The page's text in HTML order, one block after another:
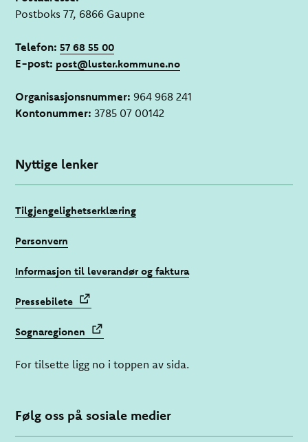
Postboks 77, 6866 Gaupne
Telefon: 57 68 55 00
E-post: post@luster.kommune.no
Organisasjonsnummer: 964 968 241
Kontonummer: 3785 07 00142
Nyttige lenker
Tilgjengelighetserklæring
Personvern
Informasjon til leverandør og faktura
Pressebilete
Sognaregionen
For tilsette ligg no i toppen av sida.
Følg oss på sosiale medier